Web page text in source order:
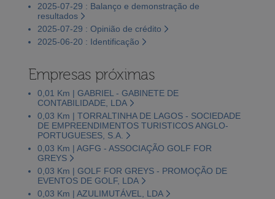
2025-07-29 : Balanço e demonstração de
resultados
2025-07-29 : Opinião de crédito
2025-06-20 : Identificação
Empresas próximas
0,01 Km | GABRIEL - GABINETE DE
CONTABILIDADE, LDA
0,03 Km | TORRALTINHA DE LAGOS - SOCIEDADE
DE EMPREENDIMENTOS TURISTICOS ANGLO-
PORTUGUESES, S.A.
0,03 Km | AGFG - ASSOCIAÇÃO GOLF FOR
GREYS
0,03 Km | GOLF FOR GREYS - PROMOÇÃO DE
EVENTOS DE GOLF, LDA
0,03 Km | AZULIMUTÁVEL, LDA